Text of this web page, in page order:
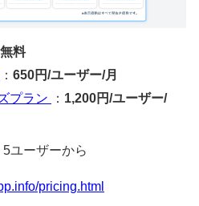
無料
： 650円/ユーザー/月
プラン
： 1,200円/ユーザー/
ユーザーから
pricing.html